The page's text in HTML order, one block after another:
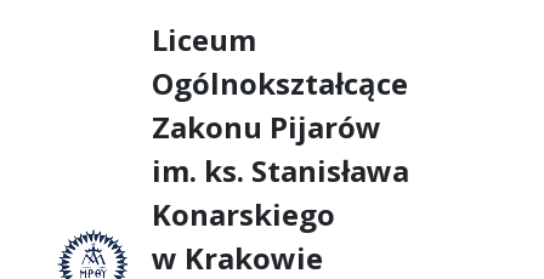
Liceum
Ogólnokształcące
Zakonu Pijarów
im. ks. Stanisława
Konarskiego
w Krakowie